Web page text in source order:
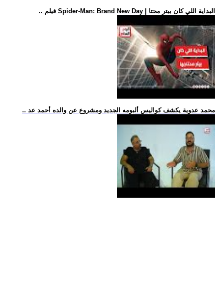
.. فيلم Spider-Man: Brand New Day | البداية اللي كان بيتر محتا
.. محمد عدوية يكشف كواليس ألبومه الجديد ومشروع عن والده أحمد عد